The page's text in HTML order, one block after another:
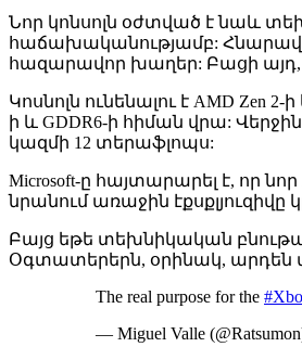
Նոր կոնսոլն օժտված է նաև
հաճախականությամբ:
հազարավոր խաղեր: Բացի այդ,
Կոսնոլն ունենալու է AMD
ի և GDDR6-ի հիման վրա:
կազմի 12 տերաֆլոպս:
Microsoft-ը հայտարարել է, որ
նրանում առաջին
Բայց եթե տեխնիկական
Օգտատերերն, օրինակ, արդեն
The real purpose for the
— Miguel Valle